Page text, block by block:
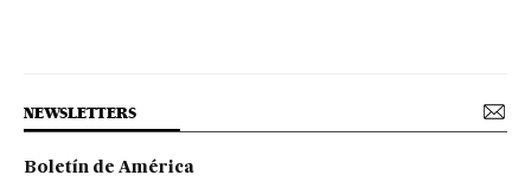
NEWSLETTERS
Boletín de América